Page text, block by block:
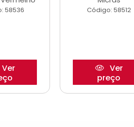
58536
Ver
Código: 58512
Ver
preço